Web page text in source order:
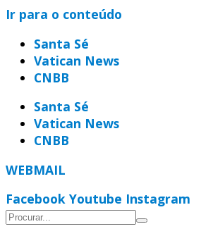
Ir para o conteúdo
Santa Sé
Vatican News
CNBB
Santa Sé
Vatican News
CNBB
WEBMAIL
Facebook Youtube Instagram